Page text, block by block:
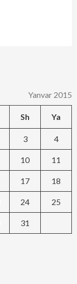
Yanvar 2015
Sh Ya
3 4
10 11
17 18
24 25
31